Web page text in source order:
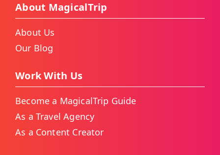
About MagicalTrip
About Us
Our Blog
Work With Us
Become a MagicalTrip Guide
As a Travel Agency
As a Content Creator